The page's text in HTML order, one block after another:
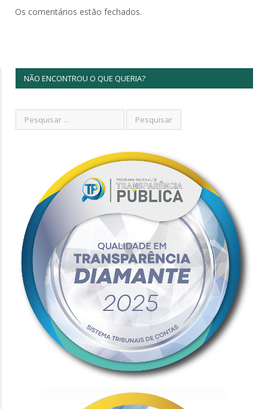
Os comentários estão fechados.
NÃO ENCONTROU O QUE QUERIA?